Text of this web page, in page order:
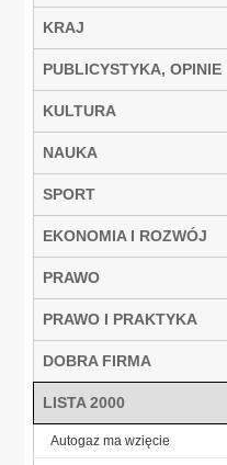
KRAJ
PUBLICYSTYKA, OPINIE
KULTURA
NAUKA
SPORT
EKONOMIA I ROZWÓJ
PRAWO
PRAWO I PRAKTYKA
DOBRA FIRMA
LISTA 2000
Autogaz ma wzięcie